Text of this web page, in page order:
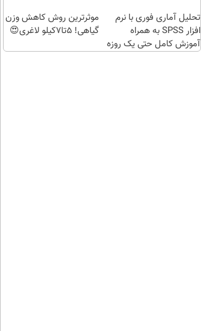
تحلیل آماری فوری با نرم
افزار SPSS به همراه
آموزش کامل حتی یک روزه
موثرترین روش کاهش وزن
گیاهی! 5تا۷کیلو لاغری😍